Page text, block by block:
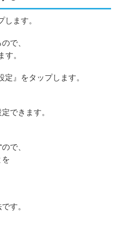
します。
で、
す。
』をタップします。
できます。
ので、
を
す。